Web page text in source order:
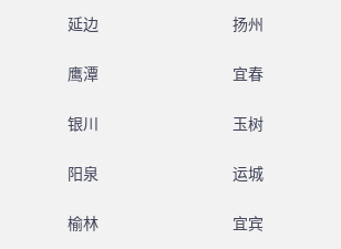
延边 扬州
鹰潭 宜春
银川 玉树
阳泉 运城
榆林 宜宾